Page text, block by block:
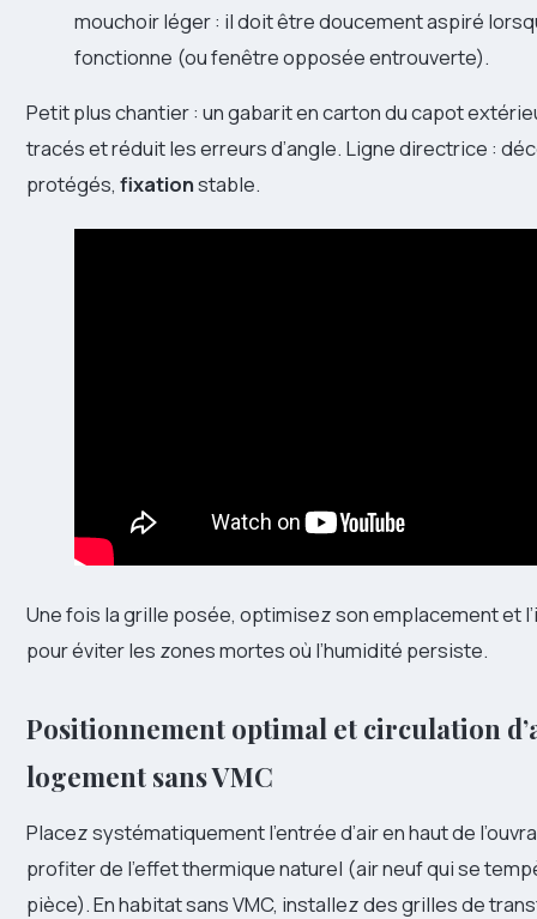
mouchoir léger : il doit être doucement aspiré
fonctionne (ou fenêtre opposée entrouverte).
Petit plus chantier : un gabarit en carton du capot
tracés et réduit les erreurs d’angle. Ligne directrice :
protégés, fixationstable.
Une fois la grille posée, optimisez son emplacement et
pour éviter les zones mortes où l’humidité persiste.
Positionnement optimal et circulation
logement sans VMC
Placez systématiquement l’entrée d’air en haut de
profiter de l’effet thermique naturel (air neuf qui se
pièce). En habitat sans VMC, installez des grilles de